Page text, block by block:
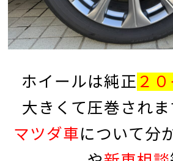
ホイールは純正 ２
大きくて圧巻されま
マツダ車について分